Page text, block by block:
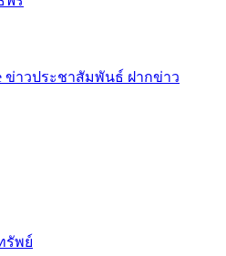
ข่าวประชาสัมพันธ์ ฝากข่าว
รัพย์